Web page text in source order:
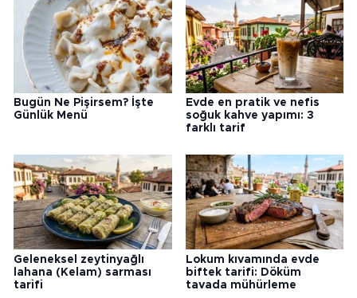
Bugün Ne Pişirsem? İşte
Günlük Menü
Evde en pratik ve nefis
soğuk kahve yapımı: 3
farklı tarif
Geleneksel zeytinyağlı
lahana (Kelam) sarması
tarifi
Lokum kıvamında evde
biftek tarifi: Döküm
tavada mühürleme